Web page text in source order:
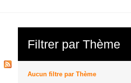
Filtrer par Thème
Aucun filtre par Thème